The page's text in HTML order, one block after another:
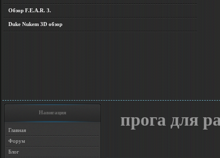
Обзор F.E.A.R. 3.
Duke Nukem 3D обзор
Навигация
Главная
Форум
Блог
прога для